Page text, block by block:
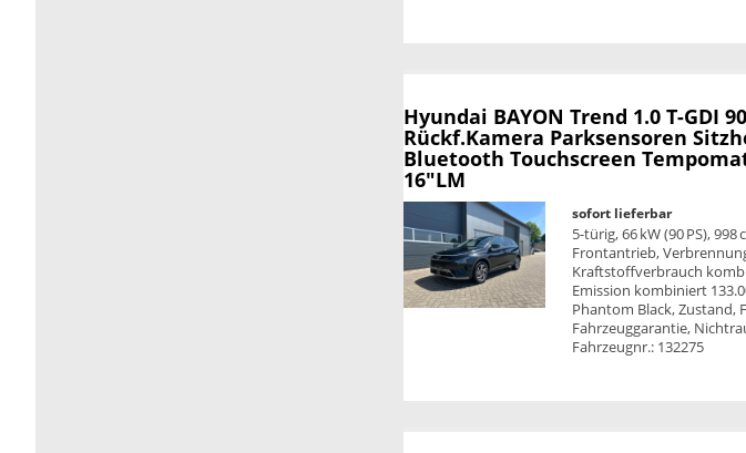
Hyundai BAYON Trend 1.0 T-GDI
Rückf.Kamera Parksensoren
Bluetooth Touchscreen
16"LM
sofort lieferbar
5-türig, 66 kW (90 PS), 998
Frontantrieb,
Kraftstoffverbrauch
Emission kombiniert
Phantom Black, Zustand,
Fahrzeuggarantie,
Fahrzeugnr.: 132275